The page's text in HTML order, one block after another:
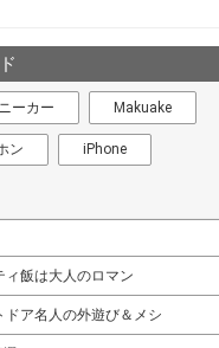
ーカー Makuake
ン iPhone
ィ飯は大人のロマン
ドア名人の外遊び＆メシ